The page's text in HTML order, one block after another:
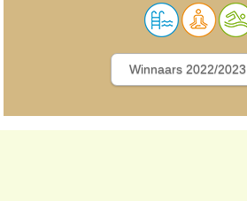
Winnaars 2022/2023